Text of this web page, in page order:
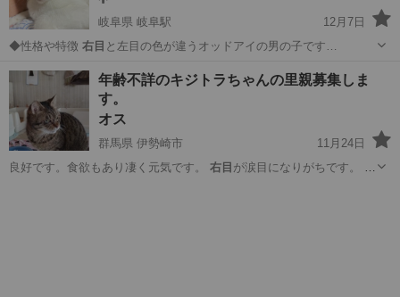
岐阜県 岐阜駅
12月7日
◆性格や特徴 右目 と左目の色が違うオッドアイの男の子です…
岐阜 岐阜市 岐阜駅
年齢不詳のキジトラちゃんの里親募集しま
す。
オス
群馬県 伊勢崎市
11月24日
良好です。食欲もあり凄く元気です。 右目 が涙目になりがちです。 エ